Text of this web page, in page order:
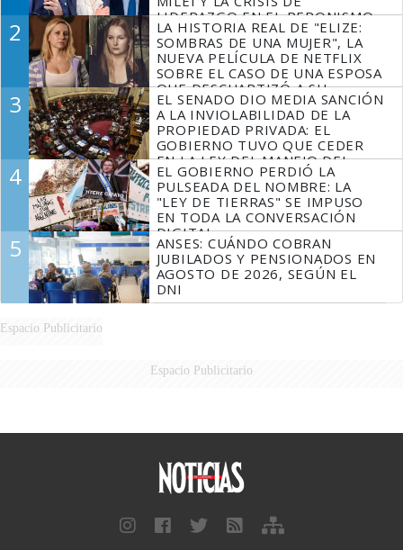
LIDERAZGO EN EL PERONISMO
2
LA HISTORIA REAL DE "ELIZE:
SOMBRAS DE UNA MUJER", LA
NUEVA PELÍCULA DE NETFLIX
SOBRE EL CASO DE UNA ESPOSA
QUE DESCUARTIZÓ A SU
MARIDO
3
EL SENADO DIO MEDIA SANCIÓN
A LA INVIOLABILIDAD DE LA
PROPIEDAD PRIVADA: EL
GOBIERNO TUVO QUE CEDER
EN LA LEY DEL MANEJO DEL
FUEGO
4
EL GOBIERNO PERDIÓ LA
PULSEADA DEL NOMBRE: LA
"LEY DE TIERRAS" SE IMPUSO
EN TODA LA CONVERSACIÓN
DIGITAL
5
ANSES: CUÁNDO COBRAN
JUBILADOS Y PENSIONADOS EN
AGOSTO DE 2026, SEGÚN EL
DNI
Espacio Publicitario
Espacio Publicitario